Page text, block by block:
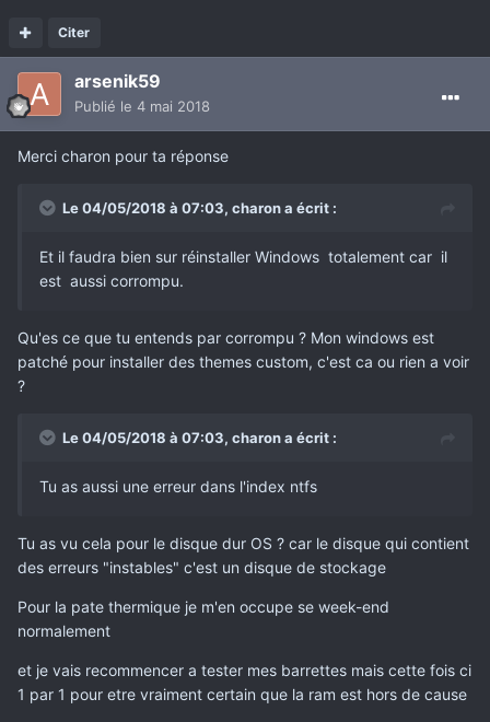
Citer
arsenik59
Publié le 4 mai 2018
Merci charon pour ta réponse
Le 04/05/2018 à 07:03, charona écrit :
Et il faudra bien sur réinstaller Windows totalement car il
est aussi corrompu.
Qu'es ce que tu entends par corrompu ? Mon windows est
patché pour installer des themes custom, c'est ca ou rien a voir
?
Le 04/05/2018 à 07:03, charona écrit :
Tu as aussi une erreur dans l'index ntfs
Tu as vu cela pour le disque dur OS ? car le disque qui contient
des erreurs "instables" c'est un disque de stockage
Pour la pate thermique je m'en occupe se week-end
normalement
et je vais recommencer a tester mes barrettes mais cette fois ci
1 par 1 pour etre vraiment certain que la ram est hors de cause